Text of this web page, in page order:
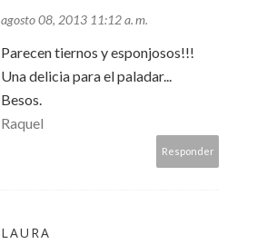
agosto 08, 2013 11:12 a. m.
Parecen tiernos y esponjosos!!!
Una delicia para el paladar...
Besos.
Raquel
Responder
LAURA